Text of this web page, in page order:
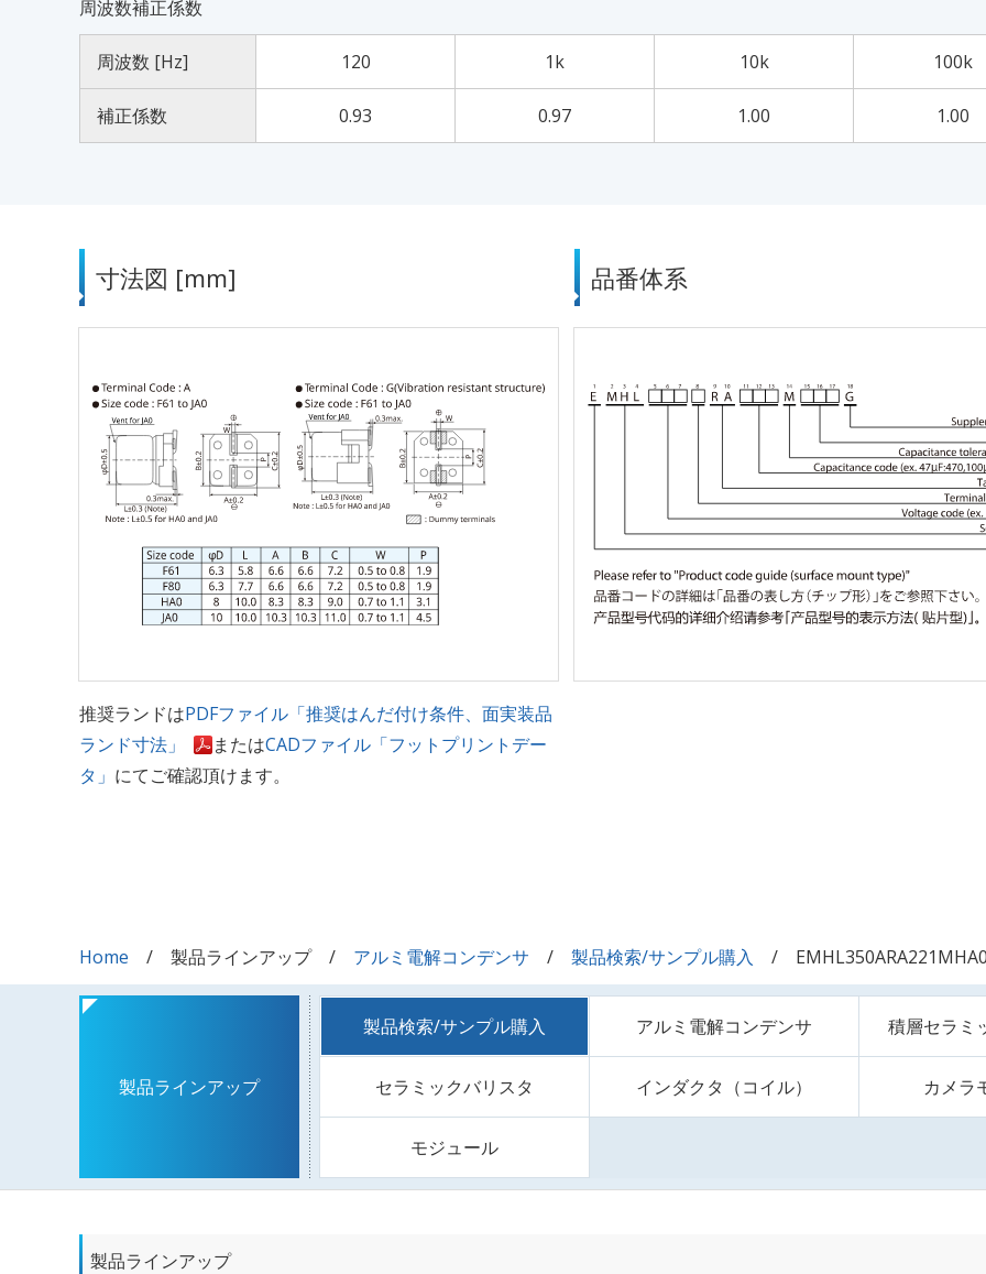
周波数補正係数
周波数 [Hz] 120 1k 10k 100k
補正係数 0.93 0.97 1.00 1.00
寸法図 [mm]
推奨ランドはPDFファイル「推奨はんだ付け条件、面実装品
ランド寸法」
またはCADファイル「フットプリントデー
タ」 にてご確認頂けます。
品番体系
Home 製品ラインアップ アルミ電解コンデンサ 製品検索/サンプル購入
製品ラインアップ
製品検索/サンプル購入 アルミ電解コンデンサ 積層セラミ
セラミックバリスタ インダクタ（コイル） カメラ
モジュール
製品ラインアップ